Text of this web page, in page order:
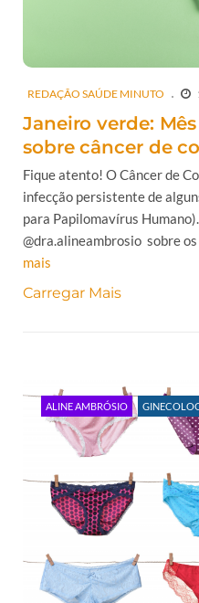
REDAÇÃO SAÚDE MINUTO
Janeiro verde:
sobre câncer de
Fique atento! O Câncer de
infecção persistente de
para Papilomavírus
@dra.alineambrosio sobre
mais
Carregar Mais
ALINE AMBRÓSIO